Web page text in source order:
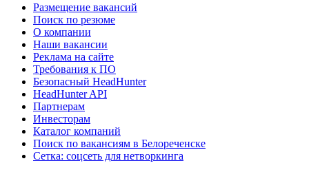
Размещение вакансий
Поиск по резюме
О компании
Наши вакансии
Реклама на сайте
Требования к ПО
Безопасный HeadHunter
HeadHunter API
Партнерам
Инвесторам
Каталог компаний
Поиск по вакансиям в Белореченске
Сетка: соцсеть для нетворкинга